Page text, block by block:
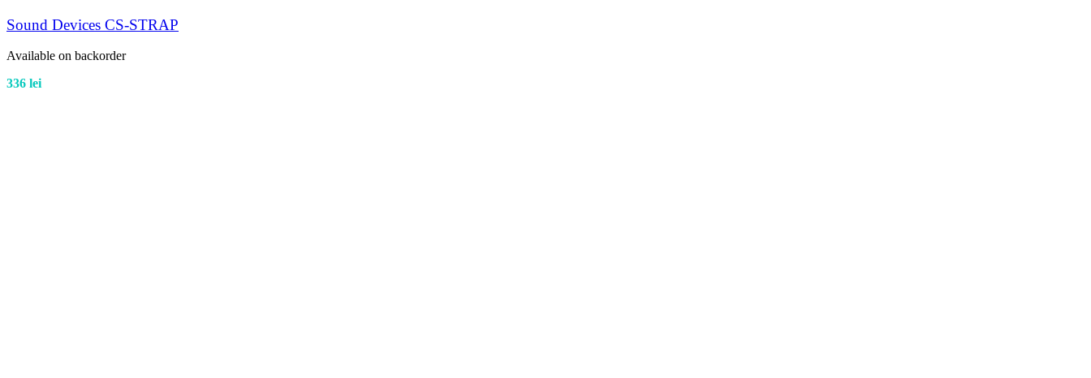
Sound Devices CS-STRAP
Available on backorder
336 lei